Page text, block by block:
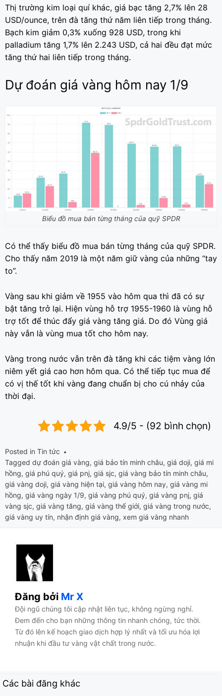
Thị trường kim loại quí khác, giá bạc tăng 2,7% lên 28
USD/ounce, trên đà tăng thứ năm liên tiếp trong tháng.
Bạch kim giảm 0,3% xuống 928 USD, trong khi
palladium tăng 1,7% lên 2.243 USD, cả hai đều đạt mức
tăng thứ hai liên tiếp trong tháng.
Dự đoán giá vàng hôm nay 1/9
Biểu đồ mua bán từng tháng của quỹ SPDR
Có thể thấy biểu đồ mua bán từng tháng của quỹ SPDR.
Cho thấy năm 2019 là một năm giữ vàng của những “tay
to”.
Vàng sau khi giảm về 1955 vào hôm qua thì đã có sự
bật tăng trở lại. Hiện vùng hỗ trợ 1955-1960 là vùng hỗ
trợ tốt để thúc đẩy giá vàng tăng giá. Do đó Vùng giá
này vẫn là vùng mua tốt cho hôm nay.
Vàng trong nước vẫn trên đà tăng khi các tiệm vàng lớn
niêm yết giá cao hơn hôm qua. Có thể tiếp tục mua để
có vị thế tốt khi vàng đang chuẩn bị cho cú nhảy của
thời đại.
4.9/5 - (92 bình chọn)
Posted in Tin tức
Tagged dự đoán giá vàng, giá bảo tín minh châu, giá doji, giá mi
hồng, giá phú quý, giá pnj, giá sjc, giá vàng bảo tín minh châu,
giá vàng doji, giá vàng hiện tại, giá vàng hôm nay, giá vàng mi
hồng, giá vàng ngày 1/9, giá vàng phú quý, giá vàng pnj, giá
vàng sjc, giá vàng tăng, giá vàng thế giới, giá vàng trong nước,
giá vàng uy tín, nhận định giá vàng, xem giá vàng nhanh
Đăng bởi Mr X
Đội ngũ chúng tôi cập nhật liên tục, không ngừng nghỉ.
Đem đến cho bạn những thông tin nhanh chóng, tức thời.
Từ đó lên kế hoạch giao dịch hợp lý nhất và tối ưu hóa lợi
nhuận khi đầu tư vàng vật chất trong nước.
Các bài đăng khác